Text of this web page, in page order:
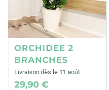
ORCHIDEE 2
BRANCHES
Livraison dès le 11 août
29,90 €